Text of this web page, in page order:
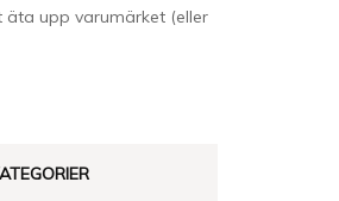
äta upp varumärket (eller